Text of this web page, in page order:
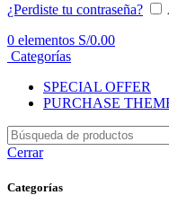
¿Perdiste tu contraseña?
0 elementos S/0.00
Categorías
SPECIAL OFFER
PURCHASE
Cerrar
Categorías